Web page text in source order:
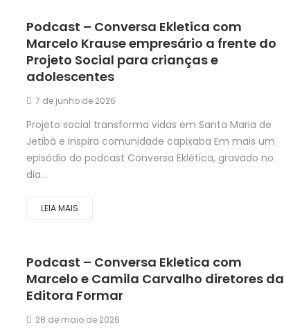
Podcast – Conversa Ekletica com
Marcelo Krause empresário a frente do
Projeto Social para crianças e
adolescentes
7 de junho de 2026
Projeto social transforma vidas em Santa Maria de
Jetibá e inspira comunidade capixaba Em mais um
episódio do podcast Conversa Eklética, gravado no
dia...
LEIA MAIS
Podcast – Conversa Ekletica com
Marcelo e Camila Carvalho diretores da
Editora Formar
28 de maio de 2026